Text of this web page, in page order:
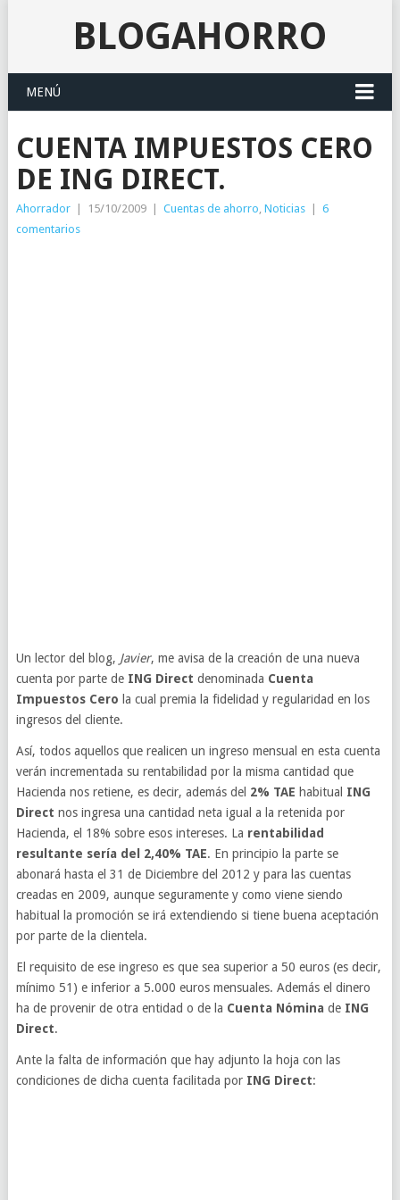
BLOGAHORRO
MENÚ
CUENTA IMPUESTOS CERO
DE ING DIRECT.
Ahorrador 15/10/2009 Cuentas de ahorro, Noticias
6
comentarios
Un lector del blog, Javier, me avisa de la creación de una nueva
cuenta por parte de ING Direct denominada Cuenta
Impuestos Cero la cual premia la fidelidad y regularidad en los
ingresos del cliente.
Así, todos aquellos que realicen un ingreso mensual en esta cuenta
verán incrementada su rentabilidad por la misma cantidad que
Hacienda nos retiene, es decir, además del 2% TAE habitual ING
Direct nos ingresa una cantidad neta igual a la retenida por
Hacienda, el 18% sobre esos intereses. La rentabilidad
resultante sería del 2,40% TAE. En principio la parte se
abonará hasta el 31 de Diciembre del 2012 y para las cuentas
creadas en 2009, aunque seguramente y como viene siendo
habitual la promoción se irá extendiendo si tiene buena aceptación
por parte de la clientela.
El requisito de ese ingreso es que sea superior a 50 euros (es decir,
mínimo 51) e inferior a 5.000 euros mensuales. Además el dinero
ha de provenir de otra entidad o de la Cuenta Nómina de ING
Direct.
Ante la falta de información que hay adjunto la hoja con las
condiciones de dicha cuenta facilitada por ING Direct: